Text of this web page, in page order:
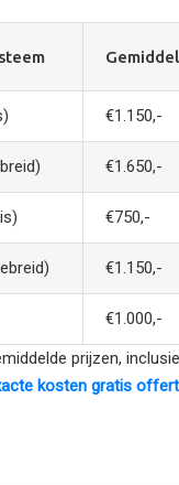
€1.150,-
€1.650,-
€750,-
€1.150,-
€1.000,-
prijzen,
kosten gratis